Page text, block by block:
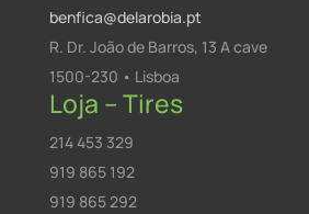
benfica@delarobia.pt
R. Dr. João de Barros, 13 A cave
1500-230 • Lisboa
Loja – Tires
214 453 329
919 865 192
919 865 292